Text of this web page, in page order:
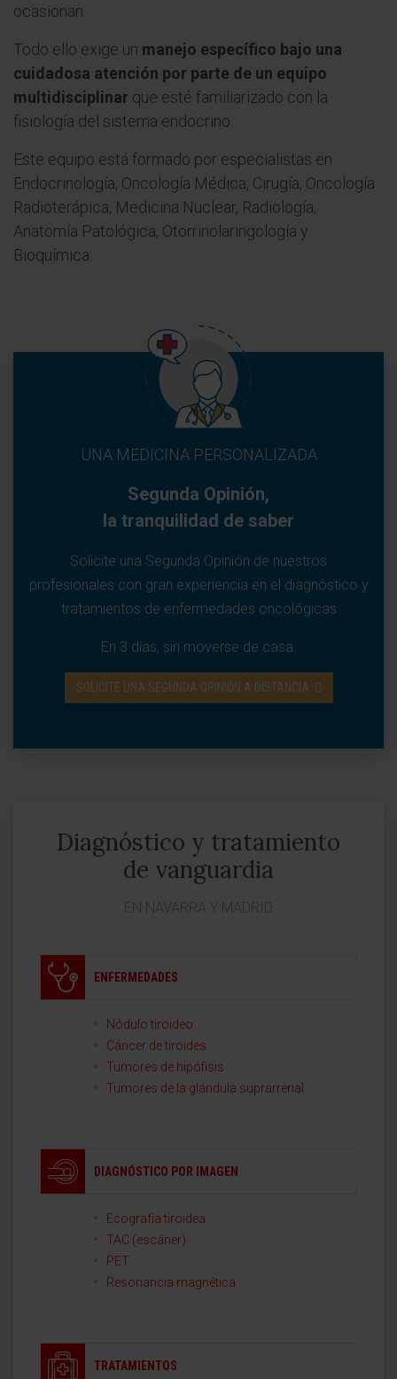
ocasionan.
Todo ello exige un manejo específico bajo una
cuidadosa atención por parte de un equipo
multidisciplinar que esté familiarizado con la
fisiología del sistema endocrino.
Este equipo está formado por especialistas en
Endocrinología, Oncología Médica, Cirugía, Oncología
Radioterápica, Medicina Nuclear, Radiología,
Anatomía Patológica, Otorrinolaringología y
Bioquímica.
UNA MEDICINA PERSONALIZADA
Segunda Opinión,
la tranquilidad de saber
Solicite una Segunda Opinión de nuestros
profesionales con gran experiencia en el diagnóstico y
tratamientos de enfermedades oncológicas
En 3 días, sin moverse de casa.
SOLICITE UNA SEGUNDA OPINIÓN A DISTANCIA
Diagnóstico y tratamiento
de vanguardia
EN NAVARRA Y MADRID
ENFERMEDADES
Nódulo tiroideo
Cáncer de tiroides
Tumores de hipófisis
Tumores de la glándula suprarrenal
DIAGNÓSTICO POR IMAGEN
Ecografía tiroidea
TAC (escáner)
PET
Resonancia magnética
TRATAMIENTOS